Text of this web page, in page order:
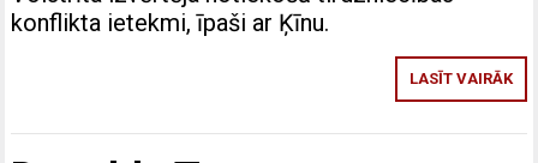
konflikta ietekmi, īpaši ar Ķīnu.
LASĪT VAIRĀK